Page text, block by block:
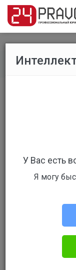
Все вопросы /
Без
У Вас есть
Я могу